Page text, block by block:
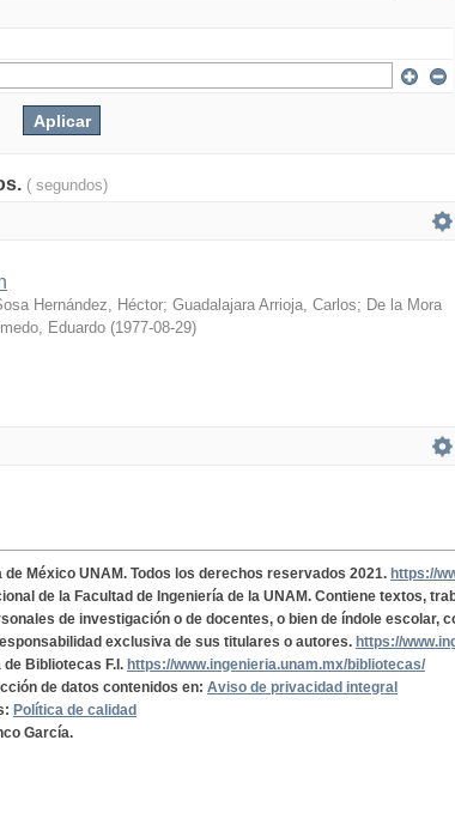
( segundos)
Hernández, Héctor; Guadalajara Arrioja, Carlos; De la Mora
Eduardo (1977-08-29)
México UNAM. Todos los derechos reservados 2021. https://
de la Facultad de Ingeniería de la UNAM. Contiene textos,
de investigación o de docentes, o bien de índole escolar,
exclusiva de sus titulares o autores. https://
Bibliotecas F.I. https://www.ingenieria.unam.mx/bibliotecas/
de datos contenidos en: Aviso de privacidad integral
Política de calidad
García.